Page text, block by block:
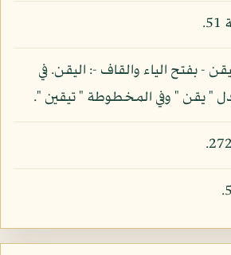
- بفتح الياء والقاف -: اليقن. في
" يقن " وفي المخطوطة " تيقين ".